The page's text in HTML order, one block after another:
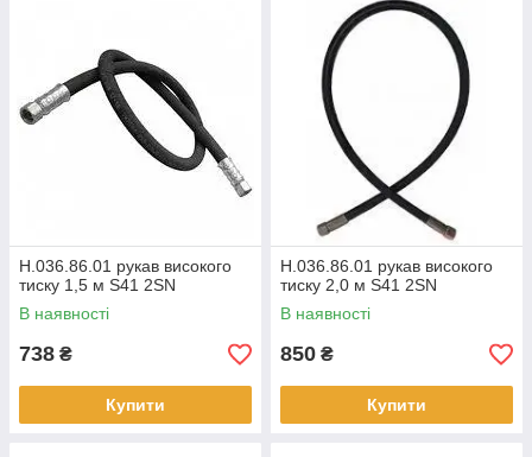
Н.036.86.01 рукав високого
тиску 1,5 м S41 2SN
В наявності
738 ₴
Купити
Н.036.86.01 рукав високого
тиску 2,0 м S41 2SN
В наявності
850 ₴
Купити